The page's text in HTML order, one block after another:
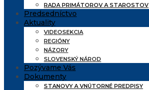
RADA PRIMÁTOROV A STAROSTOV
Predsedníctvo
Aktuality
VIDEOSEKCIA
REGIÓNY
NÁZORY
SLOVENSKÝ NÁROD
Pozývame Vás
Dokumenty
STANOVY A VNÚTORNÉ PREDPISY